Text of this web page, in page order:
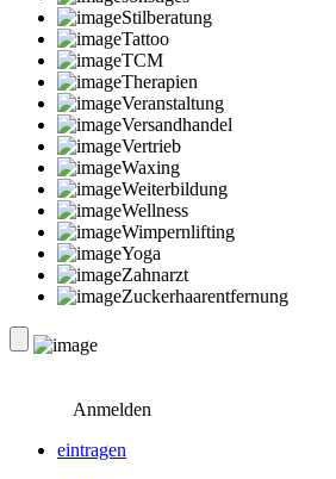
Stilberatung
Tattoo
TCM
Therapien
Veranstaltung
Versandhandel
Vertrieb
Waxing
Weiterbildung
Wellness
Wimpernlifting
Yoga
Zahnarzt
Zuckerhaarentfernung
Anmelden
eintragen